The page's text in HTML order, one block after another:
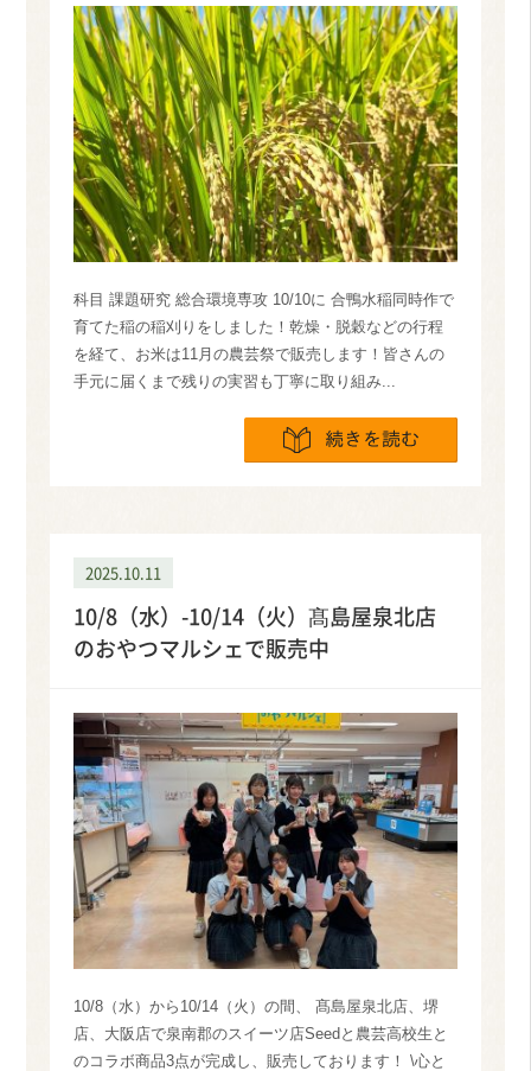
科目 課題研究 総合環境専攻 10/10に 合鴨水稲同時作で
育てた稲の稲刈りをしました！乾燥・脱穀などの行程
を経て、お米は11月の農芸祭で販売します！皆さんの
手元に届くまで残りの実習も丁寧に取り組み...
2025.10.11
10/8（水）-10/14（火）髙島屋泉北店
のおやつマルシェで販売中
10/8（水）から10/14（火）の間、 髙島屋泉北店、堺
店、大阪店で泉南郡のスイーツ店Seedと農芸高校生と
のコラボ商品3点が完成し、販売しております！ \心と